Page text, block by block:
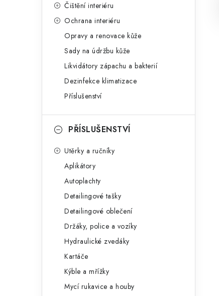
Čištění interiéru
Ochrana interiéru
Opravy a renovace kůže
Sady na údržbu kůže
Likvidátory zápachu a bakterií
Dezinfekce klimatizace
Příslušenství
PŘÍSLUŠENSTVÍ
Utěrky a ručníky
Aplikátory
Autoplachty
Detailingové tašky
Detailingové oblečení
Držáky, police a vozíky
Hydraulické zvedáky
Kartáče
Kýble a mřížky
Mycí rukavice a houby